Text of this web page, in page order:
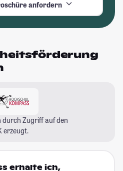
anfordern
Zugriff auf den
erzeugt.
erhalte ich,